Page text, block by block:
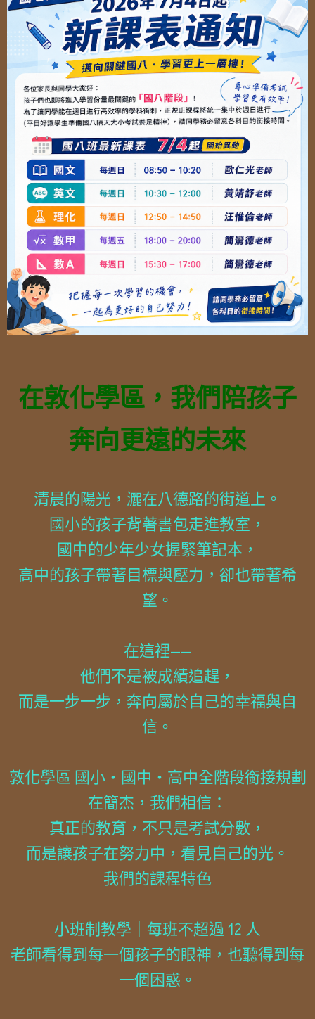
在敦化學區，我們陪孩子
奔向更遠的未來
清晨的陽光，灑在八德路的街道上。
國小的孩子背著書包走進教室，
國中的少年少女握緊筆記本，
高中的孩子帶著目標與壓力，卻也帶著希
望。
在這裡——
他們不是被成績追趕，
而是一步一步，奔向屬於自己的幸福與自
信。
敦化學區 國小・國中・高中全階段銜接規劃
在簡杰，我們相信：
真正的教育，不只是考試分數，
而是讓孩子在努力中，看見自己的光。
我們的課程特色
小班制教學｜每班不超過 12 人
老師看得到每一個孩子的眼神，也聽得到每
一個困惑。